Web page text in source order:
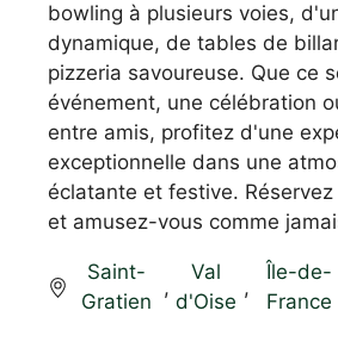
bowling à plusieurs voies,
dynamique, de tables de
pizzeria savoureuse. Que ce
événement, une célébration
entre amis, profitez d'une
exceptionnelle dans une
éclatante et festive.
et amusez-vous comme
Saint-
Gratien
,
Val
d'Oise
,
Île-de-
France